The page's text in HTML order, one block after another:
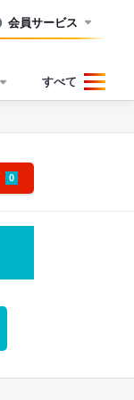
会員サービス
すべて
0